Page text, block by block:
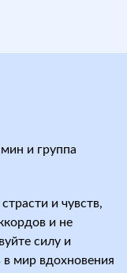
и группа
и чувств,
и не
силу и
в мир вдохновения